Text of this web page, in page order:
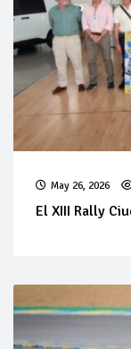
May 26, 2026
El XIII Rally